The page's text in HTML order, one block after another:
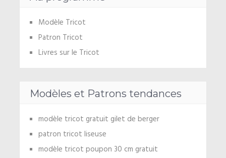
Modèle Tricot
Patron Tricot
Livres sur le Tricot
Modèles et Patrons tendances
modèle tricot gratuit gilet de berger
patron tricot liseuse
modèle tricot poupon 30 cm gratuit